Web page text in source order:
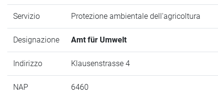
Servizio Protezione ambientale dell'agricoltura
Designazione Amt für Umwelt
Indirizzo Klausenstrasse 4
NAP 6460